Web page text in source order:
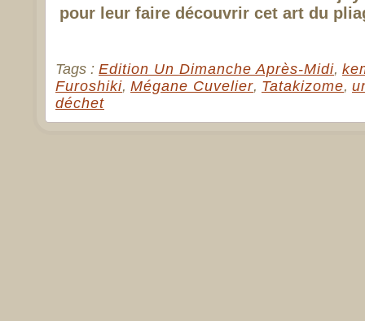
pour leur faire découvrir cet art du
Tags : Edition Un Dimanche Après-Midi,
Furoshiki, Mégane Cuvelier, Tatakizome,
déchet